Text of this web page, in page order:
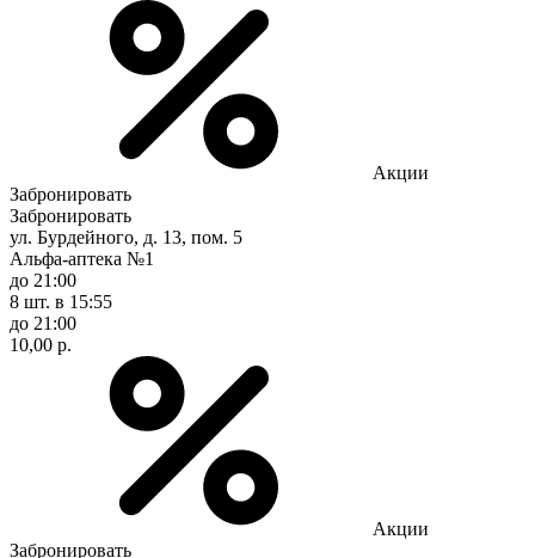
Акции
Забронировать
Забронировать
ул. Бурдейного, д. 13, пом. 5
Альфа-аптека №1
до 21:00
8 шт. в 15:55
до 21:00
10,00 р.
Акции
Забронировать